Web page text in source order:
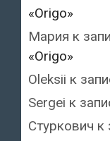
«Origo»
Мария к
«Origo»
Oleksii к
Sergei к
Стуркович к